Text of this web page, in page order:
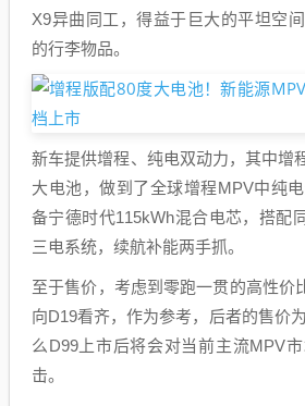
X9异曲同工，得益于巨大的平坦空
的行李物品。
新车提供增程、纯电双动力，其中增
大电池，做到了全球增程MPV中纯
备宁德时代115kWh混合电芯，搭配
三电系统，续航补能两手抓。
至于售价，考虑到零跑一贯的高性价
向D19看齐，作为参考，后者的售价
么D99上市后将会对当前主流MPV
击。